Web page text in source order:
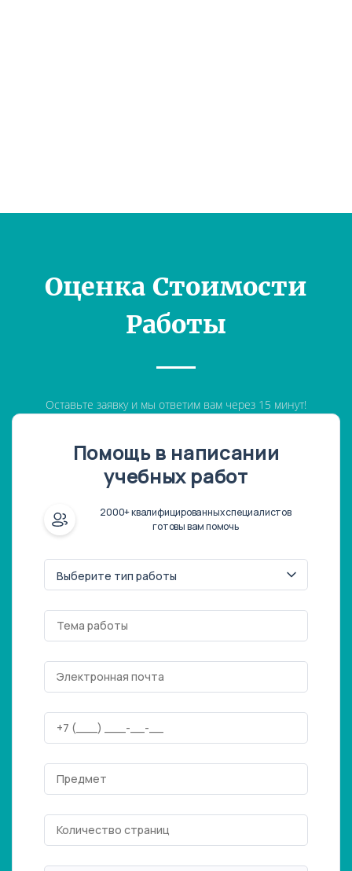
Оценка Стоимости
Работы
Оставьте заявку и мы ответим вам через 15 минут!
Помощь в написании
учебных работ
2000+ квалифицированных специалистов
готовы вам помочь